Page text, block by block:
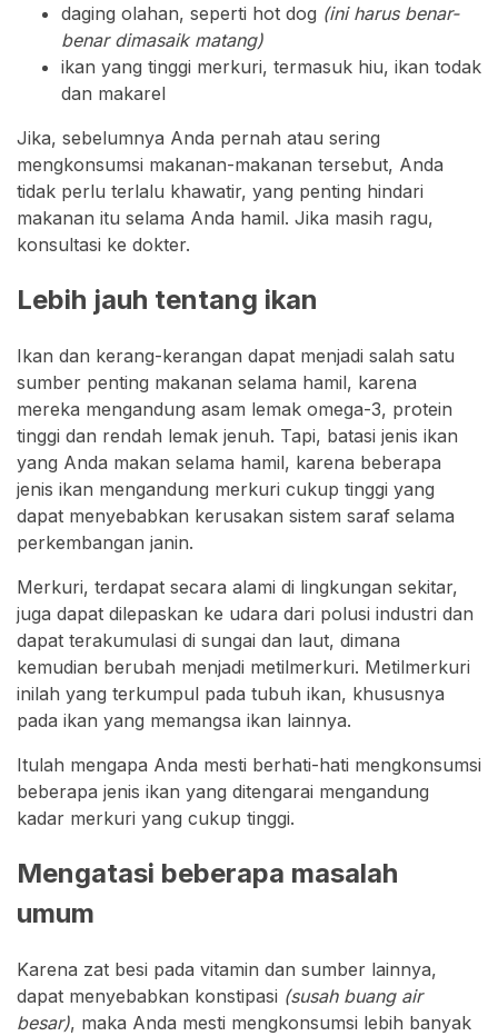
daging olahan, seperti hot dog (ini harus benar-
benar dimasaik matang)
ikan yang tinggi merkuri, termasuk hiu, ikan todak
dan makarel
Jika, sebelumnya Anda pernah atau sering
mengkonsumsi makanan-makanan tersebut, Anda
tidak perlu terlalu khawatir, yang penting hindari
makanan itu selama Anda hamil. Jika masih ragu,
konsultasi ke dokter.
Lebih jauh tentang ikan
Ikan dan kerang-kerangan dapat menjadi salah satu
sumber penting makanan selama hamil, karena
mereka mengandung asam lemak omega-3, protein
tinggi dan rendah lemak jenuh. Tapi, batasi jenis ikan
yang Anda makan selama hamil, karena beberapa
jenis ikan mengandung merkuri cukup tinggi yang
dapat menyebabkan kerusakan sistem saraf selama
perkembangan janin.
Merkuri, terdapat secara alami di lingkungan sekitar,
juga dapat dilepaskan ke udara dari polusi industri dan
dapat terakumulasi di sungai dan laut, dimana
kemudian berubah menjadi metilmerkuri. Metilmerkuri
inilah yang terkumpul pada tubuh ikan, khususnya
pada ikan yang memangsa ikan lainnya.
Itulah mengapa Anda mesti berhati-hati mengkonsumsi
beberapa jenis ikan yang ditengarai mengandung
kadar merkuri yang cukup tinggi.
Mengatasi beberapa masalah
umum
Karena zat besi pada vitamin dan sumber lainnya,
dapat menyebabkan konstipasi (susah buang air
besar), maka Anda mesti mengkonsumsi lebih banyak